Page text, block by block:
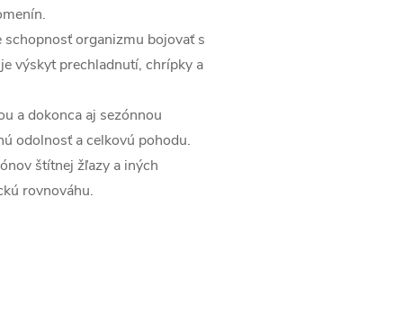
organizmu bojovať s
výskyt prechladnutí, chrípky a
a dokonca aj sezónnou
odolnosť a celkovú pohodu.
štítnej žľazy a iných
rovnováhu.